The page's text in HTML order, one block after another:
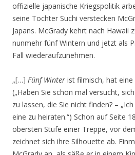
offizielle japanische Kriegspolitik
seine Tochter Suchi verstecken
Japans. McGrady kehrt nach Hawaii
nunmehr fünf Wintern und jetzt als
Fall wiederaufzunehmen.
„[…] Fünf Winter ist filmisch, hat
(„Haben Sie schon mal versucht,
zu lassen, die Sie nicht finden? –
eine zu heiraten.“) Schon auf Seite
obersten Stufe einer Treppe, vor
zeichnet sich ihre Silhouette ab.